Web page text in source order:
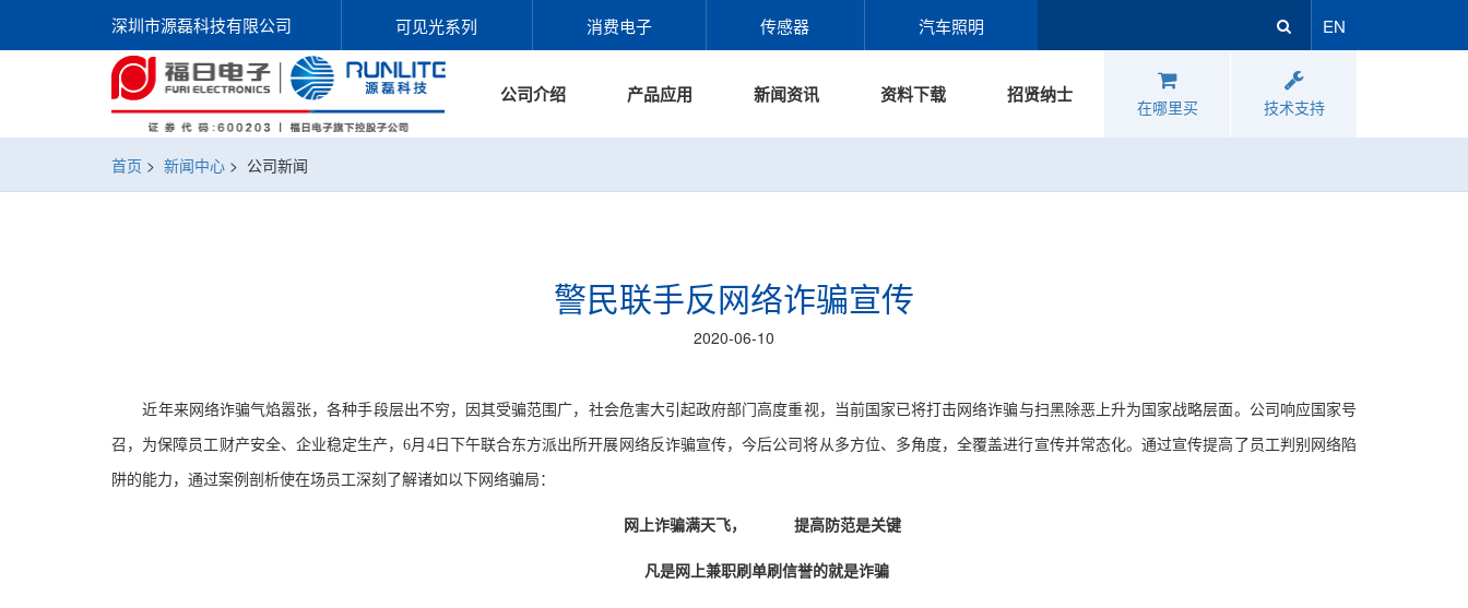
深圳市源磊科技有限公司 可见光系列 消费电子 传感器 汽车照明 EN
公司介绍 产品应用 新闻资讯 资料下载 招贤纳士
在哪里买 技术支持
首页 > 新闻中心 > 公司新闻
警民联手反网络诈骗宣传
2020-06-10
近年来网络诈骗气焰嚣张，各种手段层出不穷，因其受骗范围广，社会危害大引起政府部门高度重视，当前国家已将打击网络诈骗与扫黑除恶上升为国家战略层面。公司响应国家号
召，为保障员工财产安全、企业稳定生产，6月 4日下午联合东方派出所开展网络反诈骗宣传，今后公司将从多方位、多角度，全覆盖进行宣传并常态化。通过宣传提高了员工判别网络陷
阱的能力，通过案例剖析使在场员工深刻了解诸如以下网络骗局：
网上诈骗满天飞， 提高防范是关键
凡是网上兼职刷单刷信誉的就是诈骗